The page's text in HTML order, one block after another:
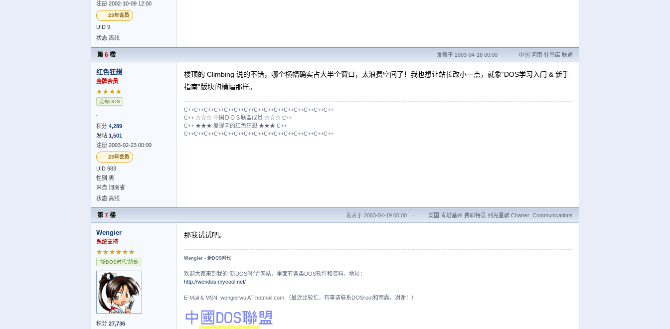
注册 2002-10-09 12:00
23年会员
UID 9
状态 离线
第 6 楼 发表于 2003-04-18 00:00 · 中国 河南 驻马店 联通
红色狂想
金牌会员
★★★★
龙哥DOS
积分 4,289
发帖 1,501
注册 2003-02-23 00:00
23年会员
UID 983
性别 男
来自 河南省
状态 离线
楼顶的 Climbing 说的不错，哪个横幅确实占大半个窗口，太浪费空间了！我也想让站长改小一点，就象“DOS学习入门 & 新手
指南”版块的横幅那样。
C++C++C++C++C++C++C++C++C++C++C++C++C++C++C++
C++ ☆☆☆ 中国ＤＯＳ联盟成员 ☆☆☆ C++
C++ ★★★ 爱提问的红色狂想 ★★★ C++
C++C++C++C++C++C++C++C++C++C++C++C++C++C++C++
第 7 楼 发表于 2003-04-19 00:00 · 美国 肯塔基州 费耶特县 列克星敦 Charter_Communications
Wengier
系统支持
★★★★★★
“新DOS时代”站长
积分 27,736
那我试试吧。
Wengier - 新DOS时代
欢迎大家来到我的“新DOS时代”网站，里面有各类DOS软件和资料，地址：
http://wendos.mycool.net/
E-Mail & MSN: wengierwu AT hotmail.com （最近比较忙，有事请联系DOSroot和雨露，谢谢！）